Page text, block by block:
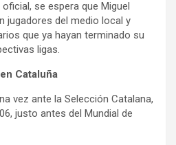
se espera que Miguel
jugadores del medio local y
que ya hayan terminado su
ligas.
Cataluña
vez ante la Selección Catalana,
justo antes del Mundial de